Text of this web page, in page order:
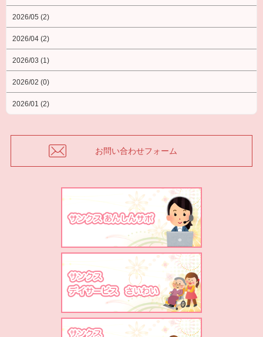
2026/05 (2)
2026/04 (2)
2026/03 (1)
2026/02 (0)
2026/01 (2)
お問い合わせフォーム